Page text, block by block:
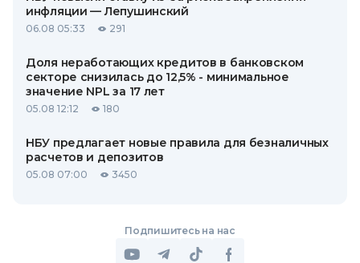
инфляции — Лепушинский
06.08 05:33 291
Доля неработающих кредитов в банковском
секторе снизилась до 12,5% - минимальное
значение NPL за 17 лет
05.08 12:12 180
НБУ предлагает новые правила для безналичных
расчетов и депозитов
05.08 07:00 3450
Подпишитесь на нас